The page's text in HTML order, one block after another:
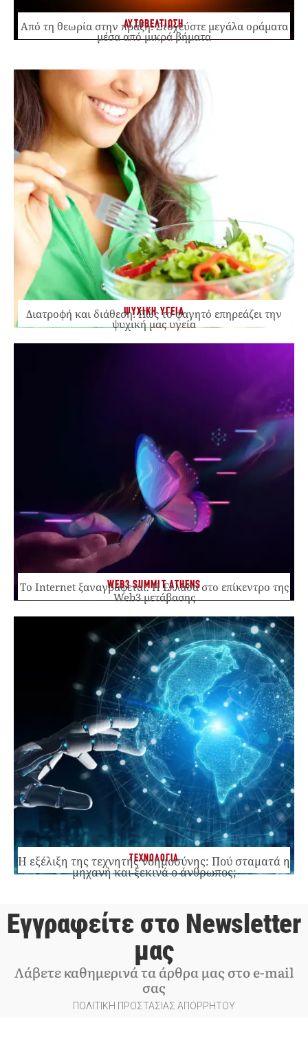
ΑΥΤΟΒΕΛΤΙΩΣΗ
Από τη θεωρία στην πράξη: Στοχεύστε μεγάλα οράματα
μέσα από μικρά βήματα
ΨΥΧΙΚΗ ΥΓΕΙΑ
Διατροφή και διάθεση: Πώς το φαγητό επηρεάζει την
ψυχική μας υγεία
WEB3 SUMMIT ATHENS
Το Internet ξαναγράφεται. Η Ελλάδα στο επίκεντρο της
Web3 μετάβασης
ΤΕΧΝΟΛΟΓΙΑ
Η εξέλιξη της τεχνητής νοημοσύνης: Πού σταματά η
μηχανή και ξεκινά ο άνθρωπος;
Εγγραφείτε στο Newsletter
μας
Λάβετε καθημερινά τα άρθρα μας στο e-mail
σας
ΠΟΛΙΤΙΚΗ ΠΡΟΣΤΑΣΙΑΣ ΑΠΟΡΡΗΤΟΥ